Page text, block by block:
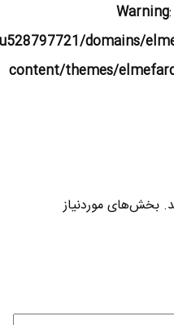
Warning
domains/
content/themes/
بخش‌های موردنیاز